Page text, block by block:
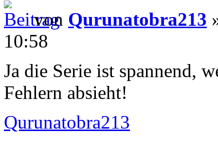
von Qurunatobra213
10:58
Ja die Serie ist spannend,
Fehlern absieht!
Qurunatobra213